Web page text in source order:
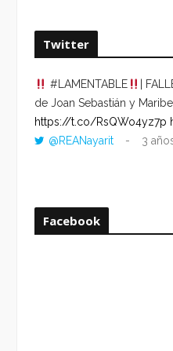
Twitter
#LAMENTABLE
|
de Joan Sebastián y
https://t.co/RsQWo4yz7p
@REANayarit
3
Facebook